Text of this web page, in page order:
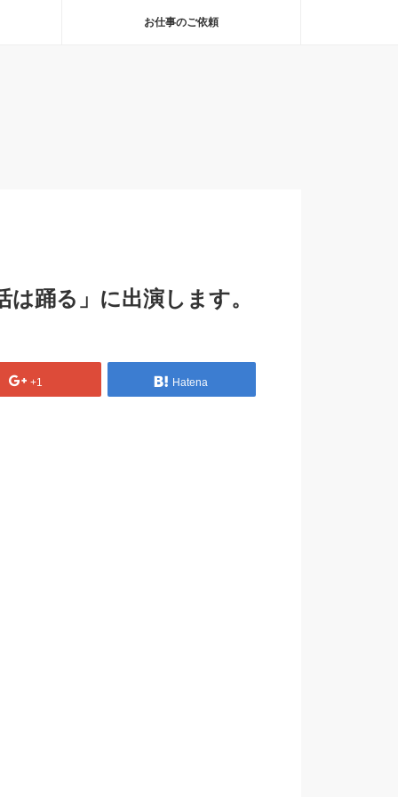
お仕事のご依頼
踊る」に出演します。
+1 Hatena